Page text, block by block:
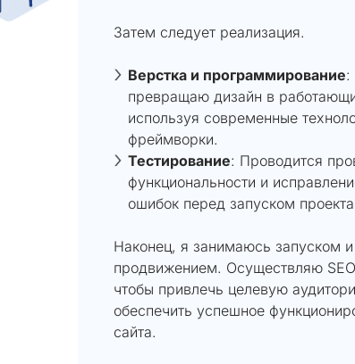
Затем следует реализация.
Верстка и программирование:
превращаю дизайн в
используя современные
фреймворки.
Тестирование: Проводится
функциональности и
ошибок перед запуском
Наконец, я занимаюсь запуском и
продвижением. Осуществляю
чтобы привлечь целевую
обеспечить успешное
сайта.